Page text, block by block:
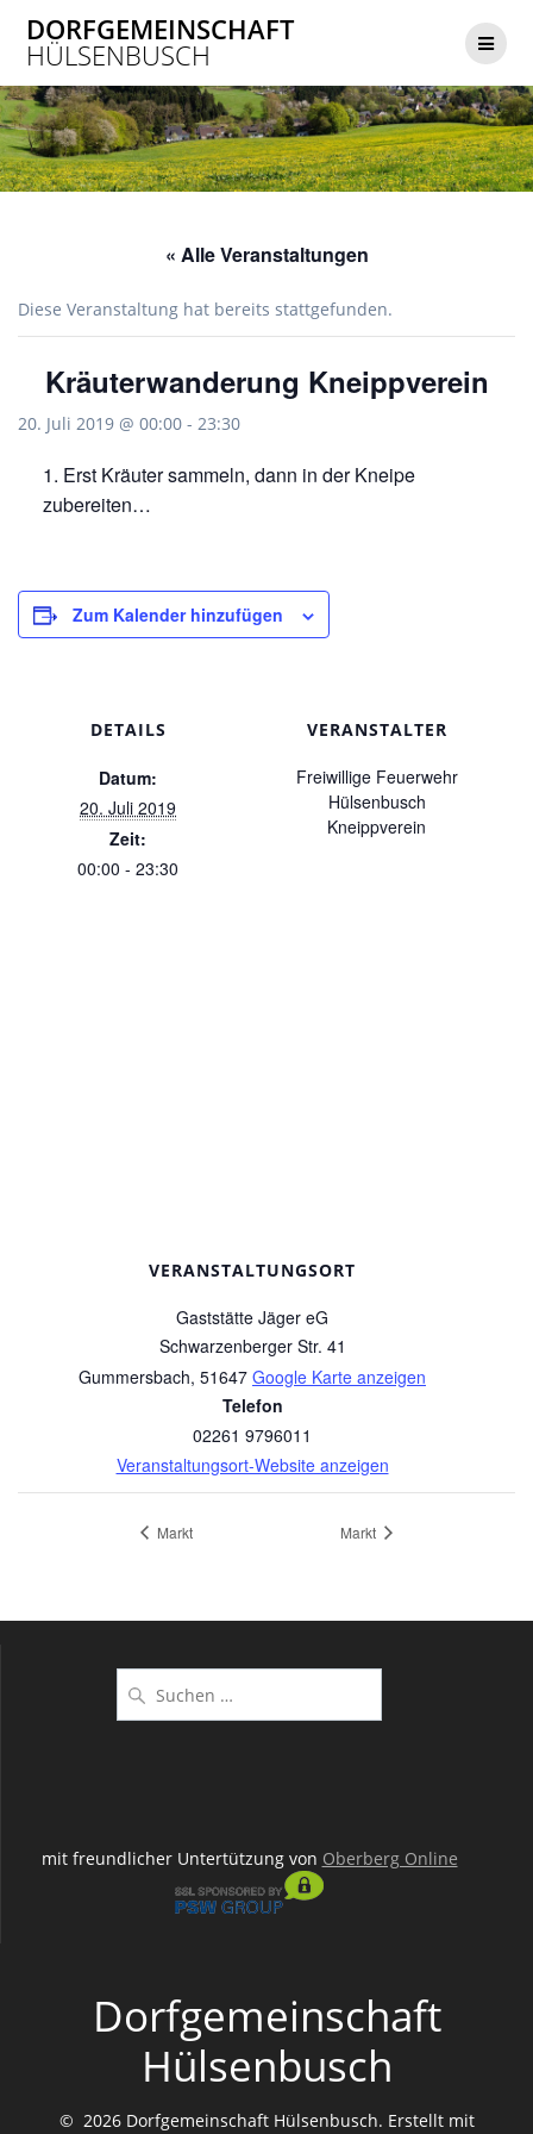
Inhalt
DORFGEMEINSCHAFT
HÜLSENBUSCH
« Alle Veranstaltungen
Diese Veranstaltung hat bereits stattgefunden.
Kräuterwanderung Kneippverein
20. Juli 2019 @ 00:00 - 23:30
Erst Kräuter sammeln, dann in der Kneipe
zubereiten…
Zum Kalender hinzufügen
DETAILS
Datum:
20. Juli 2019
Zeit:
00:00 - 23:30
VERANSTALTER
Freiwillige Feuerwehr
Hülsenbusch
Kneippverein
VERANSTALTUNGSORT
Gaststätte Jäger eG
Schwarzenberger Str. 41
Gummersbach, 51647 Google Karte anzeigen
Telefon
02261 9796011
Veranstaltungsort-Website anzeigen
Markt Markt
nach:
mit freundlicher Untertützung von Oberberg Online
Dorfgemeinschaft
Hülsenbusch
© 2026 Dorfgemeinschaft Hülsenbusch. Erstellt mit